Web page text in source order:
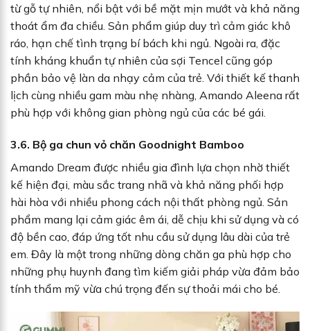
từ gỗ tự nhiên, nổi bật với bề mặt mịn mướt và khả năng
thoát ẩm đa chiều. Sản phẩm giúp duy trì cảm giác khô
ráo, hạn chế tình trạng bí bách khi ngủ. Ngoài ra, đặc
tính kháng khuẩn tự nhiên của sợi Tencel cũng góp
phần bảo vệ làn da nhạy cảm của trẻ. Với thiết kế thanh
lịch cùng nhiều gam màu nhẹ nhàng, Amando Aleena rất
phù hợp với không gian phòng ngủ của các bé gái.
3.6. Bộ ga chun vỏ chăn Goodnight Bamboo
Amando Dream được nhiều gia đình lựa chọn nhờ thiết
kế hiện đại, màu sắc trang nhã và khả năng phối hợp
hài hòa với nhiều phong cách nội thất phòng ngủ. Sản
phẩm mang lại cảm giác êm ái, dễ chịu khi sử dụng và có
độ bền cao, đáp ứng tốt nhu cầu sử dụng lâu dài của trẻ
em. Đây là một trong những dòng chăn ga phù hợp cho
những phụ huynh đang tìm kiếm giải pháp vừa đảm bảo
tính thẩm mỹ vừa chú trọng đến sự thoải mái cho bé.